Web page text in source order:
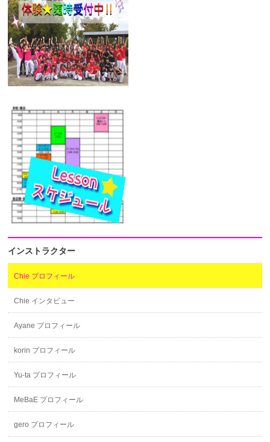
インストラクター
Chie プロフィール
Chie インタビュー
Ayane プロフィール
korin プロフィール
Yu-ta プロフィール
MeBaE プロフィール
gero プロフィール